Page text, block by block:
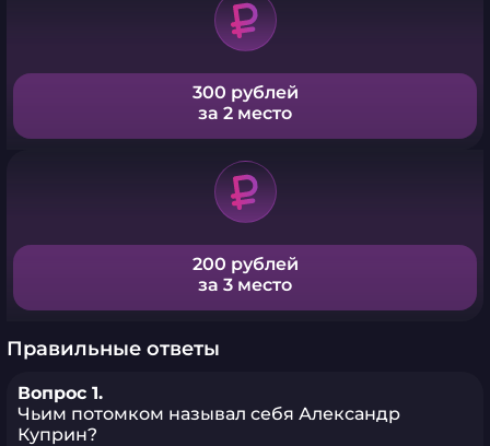
300 рублей
за 2 место
200 рублей
за 3 место
Правильные ответы
Вопрос 1.
Чьим потомком называл себя Александр
Куприн?